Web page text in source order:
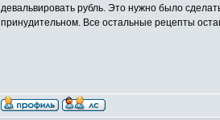
девальвировать рубль. Это нужно было
принудительном. Все остальные рецепты